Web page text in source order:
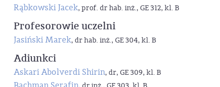
Rąbkowski Jacek, prof. dr hab. inż., GE 312, kl. B
Profesorowie uczelni
Jasiński Marek, dr hab. inż., GE 304, kl. B
Adiunkci
Askari Abolverdi Shirin, dr, GE 309, kl. B